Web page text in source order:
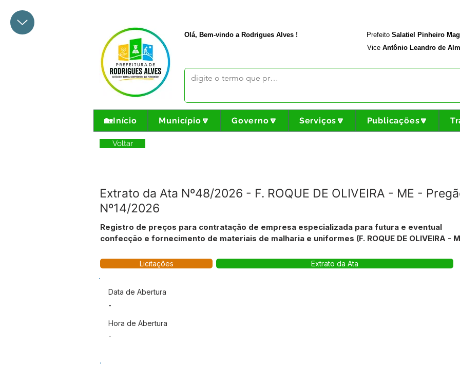
Olá, Bem-vindo a Rodrigues Alves ! Prefeito Salatiel Pinheiro
Vice Antônio Leandro de
🏡Início Município🔽 Governo🔽 Serviços🔽 Publicações🔽
Voltar
Extrato da Ata Nº48/2026 - F. ROQUE DE OLIVEIRA - ME -
Nº14/2026
Registro de preços para contratação de empresa especializada para futura e eventual
confecção e fornecimento de materiais de malharia e uniformes (F. ROQUE DE OLIVEIRA -
Licitações Extrato da Ata
Data de Abertura
-
Hora de Abertura
-